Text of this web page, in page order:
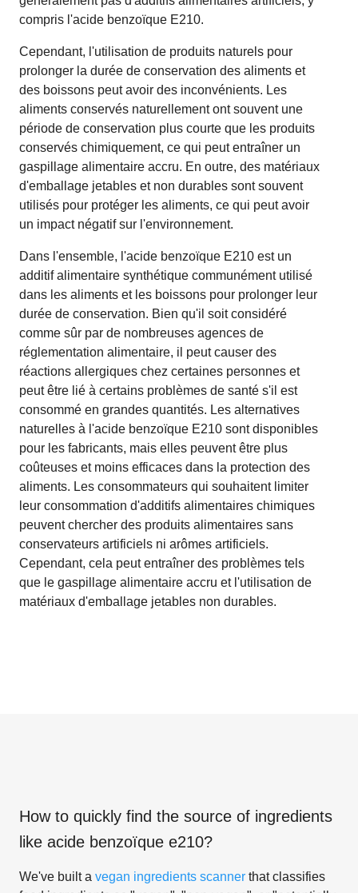
compris l'acide benzoïque E210.
Cependant, l'utilisation de produits naturels pour
prolonger la durée de conservation des aliments et
des boissons peut avoir des inconvénients. Les
aliments conservés naturellement ont souvent une
période de conservation plus courte que les produits
conservés chimiquement, ce qui peut entraîner un
gaspillage alimentaire accru. En outre, des matériaux
d'emballage jetables et non durables sont souvent
utilisés pour protéger les aliments, ce qui peut avoir
un impact négatif sur l'environnement.
Dans l'ensemble, l'acide benzoïque E210 est un
additif alimentaire synthétique communément utilisé
dans les aliments et les boissons pour prolonger leur
durée de conservation. Bien qu'il soit considéré
comme sûr par de nombreuses agences de
réglementation alimentaire, il peut causer des
réactions allergiques chez certaines personnes et
peut être lié à certains problèmes de santé s'il est
consommé en grandes quantités. Les alternatives
naturelles à l'acide benzoïque E210 sont disponibles
pour les fabricants, mais elles peuvent être plus
coûteuses et moins efficaces dans la protection des
aliments. Les consommateurs qui souhaitent limiter
leur consommation d'additifs alimentaires chimiques
peuvent chercher des produits alimentaires sans
conservateurs artificiels ni arômes artificiels.
Cependant, cela peut entraîner des problèmes tels
que le gaspillage alimentaire accru et l'utilisation de
matériaux d'emballage jetables non durables.
How to quickly find the source of ingredients
like acide benzoïque e210?
We've built a vegan ingredients scanner that classifies